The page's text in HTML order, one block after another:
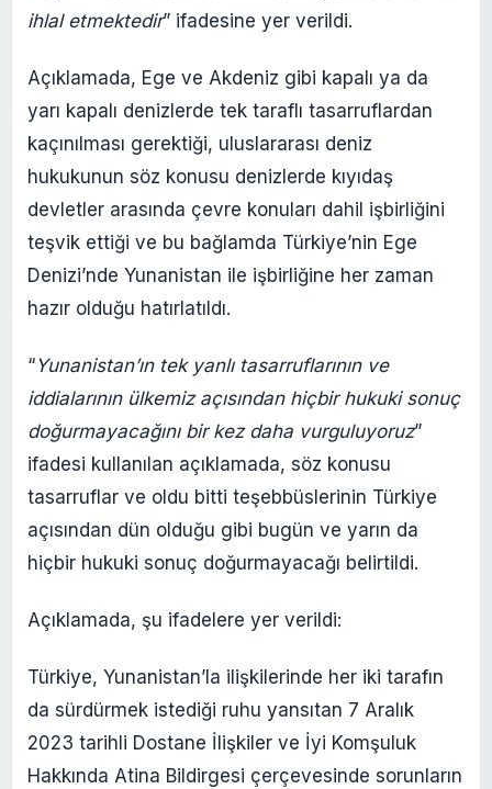
ihlal etmektedir” ifadesine yer verildi.
Açıklamada, Ege ve Akdeniz gibi kapalı ya da
yarı kapalı denizlerde tek taraflı tasarruflardan
kaçınılması gerektiği, uluslararası deniz
hukukunun söz konusu denizlerde kıyıdaş
devletler arasında çevre konuları dahil işbirliğini
teşvik ettiği ve bu bağlamda Türkiye’nin Ege
Denizi’nde Yunanistan ile işbirliğine her zaman
hazır olduğu hatırlatıldı.
“Yunanistan’ın tek yanlı tasarruflarının ve
iddialarının ülkemiz açısından hiçbir hukuki sonuç
doğurmayacağını bir kez daha vurguluyoruz”
ifadesi kullanılan açıklamada, söz konusu
tasarruflar ve oldu bitti teşebbüslerinin Türkiye
açısından dün olduğu gibi bugün ve yarın da
hiçbir hukuki sonuç doğurmayacağı belirtildi.
Açıklamada, şu ifadelere yer verildi:
Türkiye, Yunanistan’la ilişkilerinde her iki tarafın
da sürdürmek istediği ruhu yansıtan 7 Aralık
2023 tarihli Dostane İlişkiler ve İyi Komşuluk
Hakkında Atina Bildirgesi çerçevesinde sorunların